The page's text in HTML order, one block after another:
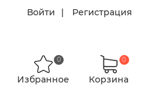
Войти Регистрация
Избранное
0
Корзина
0